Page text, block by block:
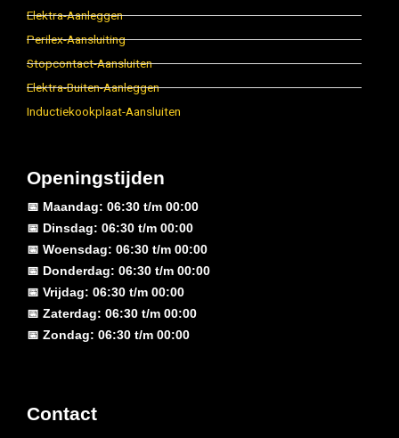
Elektra-Aanleggen
Perilex-Aansluiting
Stopcontact-Aansluiten
Elektra-Buiten-Aanleggen
Inductiekookplaat-Aansluiten
Openingstijden
📅 Maandag: 06:30 t/m 00:00
📅 Dinsdag: 06:30 t/m 00:00
📅 Woensdag: 06:30 t/m 00:00
📅 Donderdag: 06:30 t/m 00:00
📅 Vrijdag: 06:30 t/m 00:00
📅 Zaterdag: 06:30 t/m 00:00
📅 Zondag: 06:30 t/m 00:00
Contact